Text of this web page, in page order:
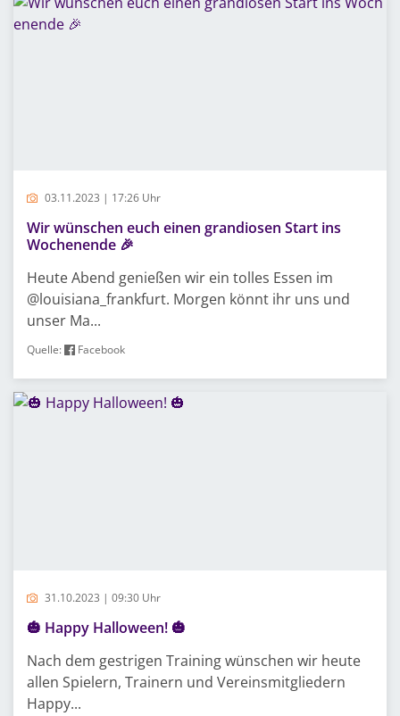
03.11.2023 | 17:26 Uhr
Wir wünschen euch einen grandiosen Start ins
Wochenende 🎉
Heute Abend genießen wir ein tolles Essen im
@louisiana_frankfurt. Morgen könnt ihr uns und
unser Ma...
Quelle: Facebook
31.10.2023 | 09:30 Uhr
🎃 Happy Halloween! 🎃
Nach dem gestrigen Training wünschen wir heute
allen Spielern, Trainern und Vereinsmitgliedern
Happy...